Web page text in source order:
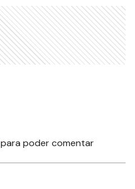
para poder comentar